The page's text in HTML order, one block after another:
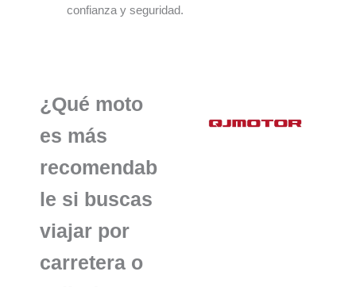
confianza y seguridad.
¿Qué moto
es más
recomendab
le si buscas
viajar por
carretera o